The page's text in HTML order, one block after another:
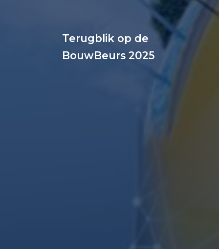
Terugblik op de
BouwBeurs 2025